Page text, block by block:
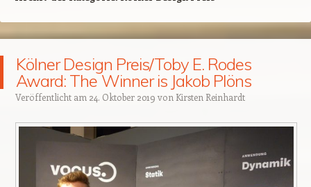
Kölner Design Preis/Toby E. Rodes
Award: The Winner is Jakob Plöns
Veröffentlicht am 24. Oktober 2019 von Kirsten Reinhardt